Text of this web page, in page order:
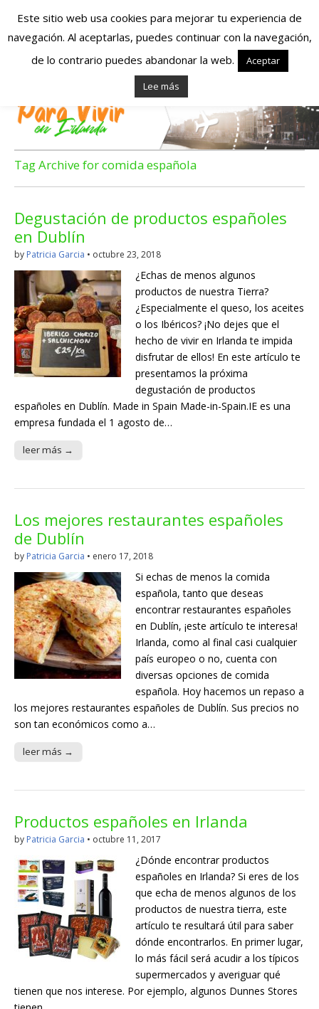
Españoles en
Irlanda – Vivir en
Irlanda – Trabajo
en Irlanda –
Alojamiento en
Irlanda
Blog dedicado a los que viven, estudian y trabajan en
Irlanda!
Tag Archive for comida española
Degustación de productos españoles
en Dublín
by Patricia Garcia • octubre 23, 2018
¿Echas de menos algunos
productos de nuestra Tierra?
¿Especialmente el queso, los aceites
o los Ibéricos? ¡No dejes que el
hecho de vivir en Irlanda te impida
disfrutar de ellos! En este artículo te
presentamos la próxima
degustación de productos
españoles en Dublín. Made in Spain Made-in-Spain.IE es una
empresa fundada el 1 agosto de…
leer más →
Los mejores restaurantes españoles
de Dublín
by Patricia Garcia • enero 17, 2018
Si echas de menos la comida
española, tanto que deseas
encontrar restaurantes españoles
en Dublín, ¡este artículo te interesa!
Irlanda, como al final casi cualquier
país europeo o no, cuenta con
diversas opciones de comida
española. Hoy hacemos un repaso a
los mejores restaurantes españoles de Dublín. Sus precios no
son tan económicos como a…
leer más →
Productos españoles en Irlanda
by Patricia Garcia • octubre 11, 2017
¿Dónde encontrar productos
españoles en Irlanda? Si eres de los
que echa de menos algunos de los
productos de nuestra tierra, este
artículo te resultará útil para saber
dónde encontrarlos. En primer lugar,
lo más fácil será acudir a los típicos
supermercados y averiguar qué
tienen que nos interese. Por ejemplo, algunos Dunnes Stores
Este sitio web usa cookies para mejorar tu experiencia de
navegación. Al aceptarlas, puedes continuar con la navegación,
de lo contrario puedes abandonar la web.
Aceptar
Lee más